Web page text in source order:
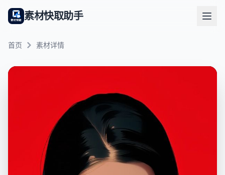
素材快取助手
首页 素材详情